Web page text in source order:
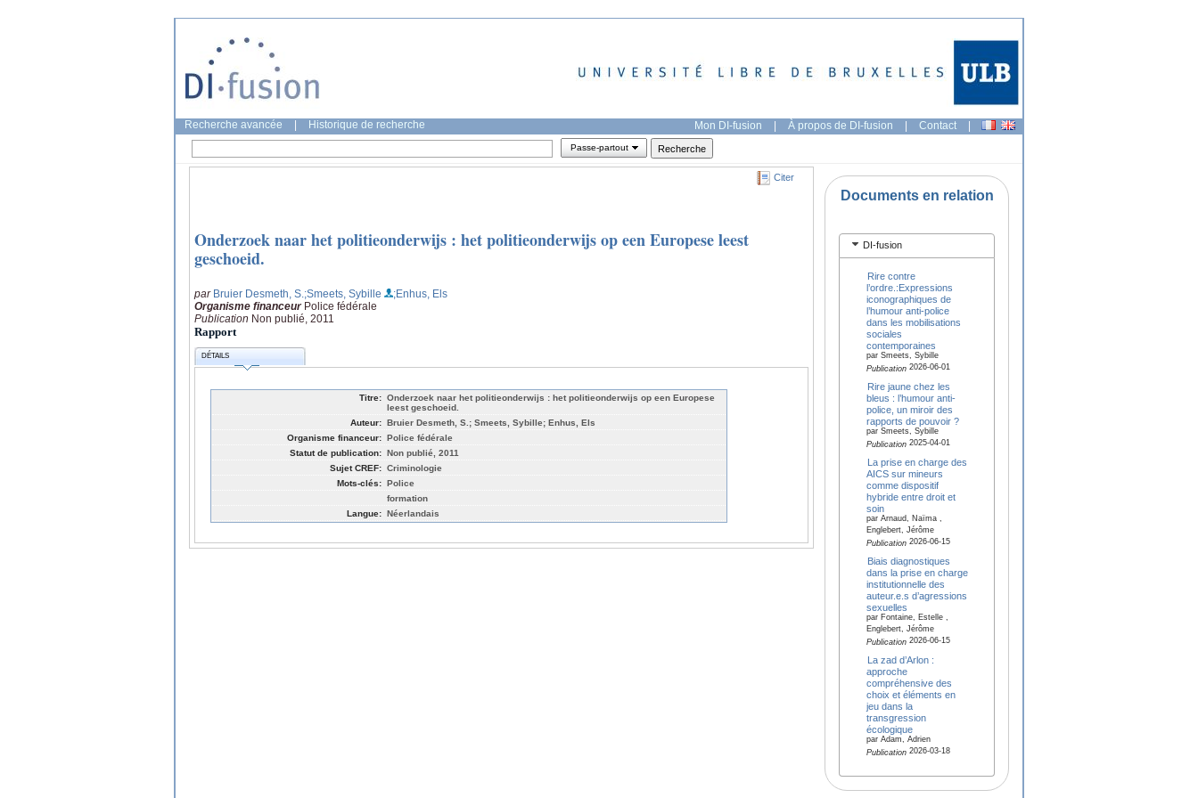
Recherche avancée Historique de recherche Mon DI-fusion | À propos de DI-fusion | Contact |
Passe-partout
Citer
Onderzoek naar het politieonderwijs : het politieonderwijs op een Europese leest
geschoeid.
par Bruier Desmeth, S. ;Smeets, Sybille
;Enhus, Els
Organisme financeur Police fédérale
Publication Non publié, 2011
Rapport
DÉTAILS
Titre: Onderzoek naar het politieonderwijs : het politieonderwijs op een Europese
leest geschoeid.
Auteur: Bruier Desmeth, S.; Smeets, Sybille; Enhus, Els
Organisme financeur: Police fédérale
Statut de publication: Non publié, 2011
Sujet CREF: Criminologie
Mots-clés: Police
formation
Langue: Néerlandais
Documents en relation
DI-fusion
Rire contre
l’ordre.:Expressions
iconographiques de
l’humour anti-police
dans les mobilisations
sociales
contemporaines
par Smeets, Sybille
Publication2026-06-01
Rire jaune chez les
bleus : l’humour anti-
police, un miroir des
rapports de pouvoir ?
par Smeets, Sybille
Publication2025-04-01
La prise en charge des
AICS sur mineurs
comme dispositif
hybride entre droit et
soin
par Arnaud, Naïma ,
Englebert, Jérôme
Publication2026-06-15
Biais diagnostiques
dans la prise en charge
institutionnelle des
auteur.e.s d’agressions
sexuelles
par Fontaine, Estelle ,
Englebert, Jérôme
Publication2026-06-15
La zad d’Arlon :
approche
compréhensive des
choix et éléments en
jeu dans la
transgression
écologique
par Adam, Adrien
Publication2026-03-18